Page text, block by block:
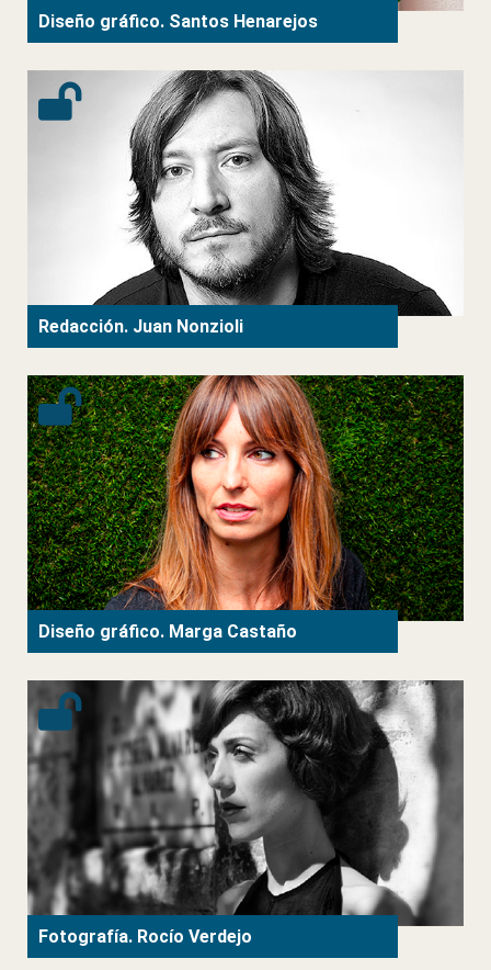
Diseño gráfico. Santos Henarejos
Redacción. Juan Nonzioli
Diseño gráfico. Marga Castaño
Fotografía. Rocío Verdejo